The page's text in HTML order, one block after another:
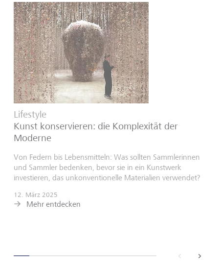
Lifestyle
Kunst konservieren: die Komplexität der
Moderne
Von Federn bis Lebensmitteln: Was sollten Sammlerinnen
und Sammler bedenken, bevor sie in ein Kunstwerk
investieren, das unkonventionelle Materialien verwendet?
12. März 2025
Mehr entdecken
next